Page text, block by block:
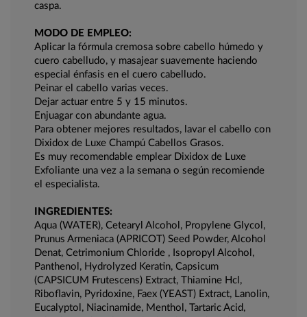
caspa.
MODO DE EMPLEO:
Aplicar la fórmula cremosa sobre cabello húmedo y
cuero cabelludo, y masajear suavemente haciendo
especial énfasis en el cuero cabelludo.
Peinar el cabello varias veces.
Dejar actuar entre 5 y 15 minutos.
Enjuagar con abundante agua.
Para obtener mejores resultados, lavar el cabello con
Dixidox de Luxe Champú Cabellos Grasos.
Es muy recomendable emplear Dixidox de Luxe
Exfoliante una vez a la semana o según recomiende
el especialista.
INGREDIENTES:
Aqua (WATER), Cetearyl Alcohol, Propylene Glycol,
Prunus Armeniaca (APRICOT) Seed Powder, Alcohol
Denat, Cetrimonium Chloride , Isopropyl Alcohol,
Panthenol, Hydrolyzed Keratin, Capsicum
(CAPSICUM Frutescens) Extract, Thiamine Hcl,
Riboflavin, Pyridoxine, Faex (YEAST) Extract, Lanolin,
Eucalyptol, Niacinamide, Menthol, Tartaric Acid,